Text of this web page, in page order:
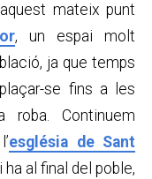
mateix punt
, un espai molt
ja que temps
se fins a les
Continuem
església de Sant
al final del poble,